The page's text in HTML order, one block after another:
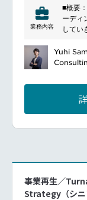
世界を
て、政
種・マ
緊密な
築き、
業務内容
■概要
ーディ
してい
ィング
ティン
プロジ
ジェ
Yuhi
事業再生／
Strategy（シニ